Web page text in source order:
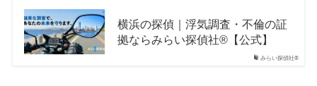
みらい探偵社®︎
横浜の探偵｜浮気調査・不倫の証
拠ならみらい探偵社®︎【公式】